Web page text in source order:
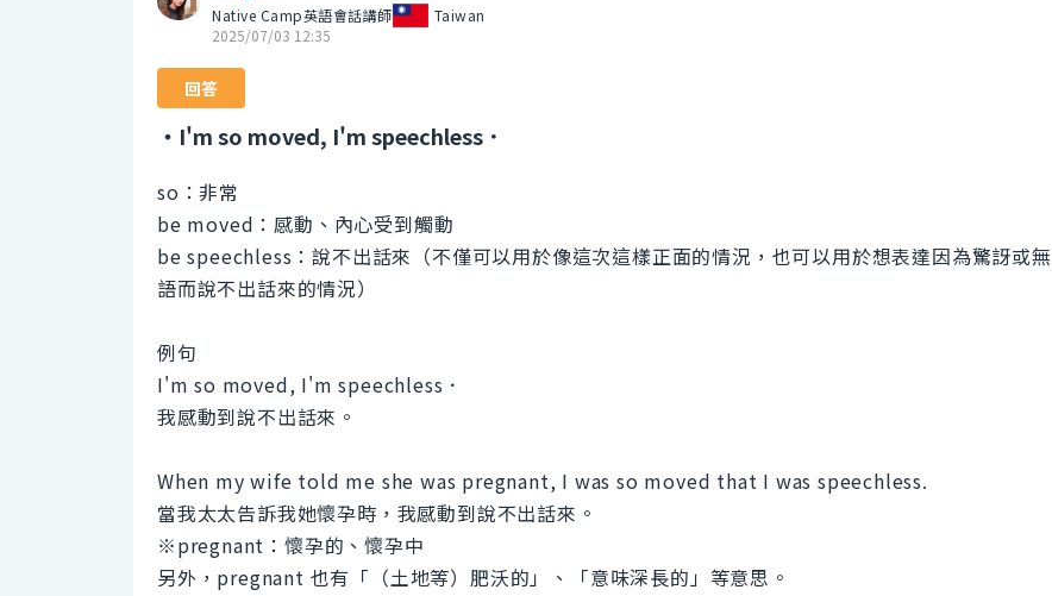
Native Camp英語會話講師
Taiwan
2025/07/03 12:35
回答
・I'm so moved, I'm speechless．
so：非常
be moved：感動、內心受到觸動
be speechless：說不出話來（不僅可以用於像這次這樣正面的情況，也可以用於想表達因為驚訝或無
語而說不出話來的情況）
例句
I'm so moved, I'm speechless．
我感動到說不出話來。
When my wife told me she was pregnant, I was so moved that I was speechless.
當我太太告訴我她懷孕時，我感動到說不出話來。
※pregnant：懷孕的、懷孕中
另外，pregnant 也有「（土地等）肥沃的」、「意味深長的」等意思。